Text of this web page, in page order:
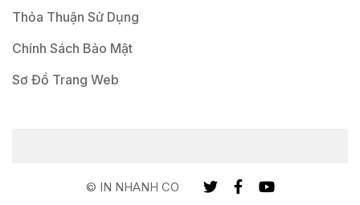
Thỏa Thuận Sử Dụng
Chính Sách Bảo Mật
Sơ Đồ Trang Web
© IN NHANH CO